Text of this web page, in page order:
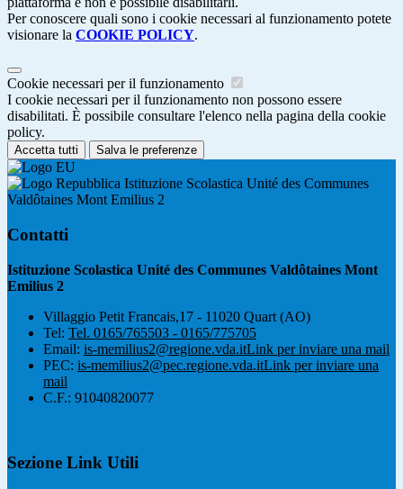
Per conoscere quali sono i cookie necessari al funzionamento potete
visionare la COOKIE POLICY.
Cookie necessari per il funzionamento
I cookie necessari per il funzionamento non possono essere
disabilitati. È possibile consultare l'elenco nella pagina della cookie
policy.
Accetta tutti Salva le preferenze
Istituzione Scolastica Unité des Communes
Valdôtaines Mont Emilius 2
Contatti
Istituzione Scolastica Unité des Communes Valdôtaines Mont
Emilius 2
Villaggio Petit Francais,17 - 11020 Quart (AO)
Tel: Tel. 0165/765503 - 0165/775705
Email: is-memilius2@regione.vda.itLink per inviare una mail
PEC: is-memilius2@pec.regione.vda.itLink per inviare una
mail
C.F.: 91040820077
Sezione Link Utili